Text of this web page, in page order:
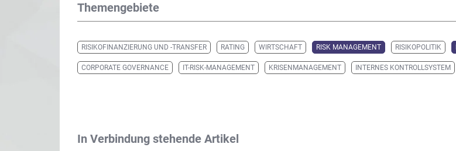
Themengebiete
RISIKOFINANZIERUNG UND -TRANSFER RATING WIRTSCHAFT RISK MANAGEMENT RISIKOPOLITIK
CORPORATE GOVERNANCE IT-RISK-MANAGEMENT KRISENMANAGEMENT INTERNES KONTROLLSYSTEM
In Verbindung stehende Artikel